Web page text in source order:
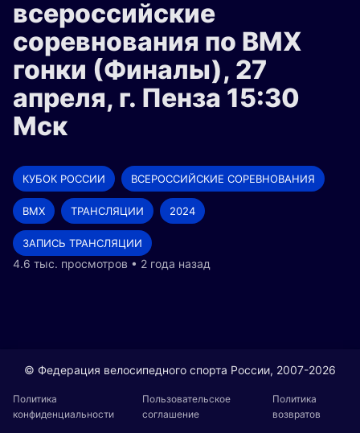
всероссийские
соревнования по BMX
гонки (Финалы), 27
апреля, г. Пенза 15:30
Мск
КУБОК РОССИИ ВСЕРОССИЙСКИЕ СОРЕВНОВАНИЯ
BMX ТРАНСЛЯЦИИ 2024
ЗАПИСЬ ТРАНСЛЯЦИИ
4.6 тыс. просмотров • 2 года назад
© Федерация велосипедного спорта России, 2007-2026
Политика
конфиденциальности
Пользовательское
соглашение
Политика
возвратов